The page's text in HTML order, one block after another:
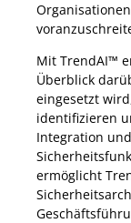
Mit TrendAI™
Überblick
eingesetzt
identifizieren
Integration
ermöglicht